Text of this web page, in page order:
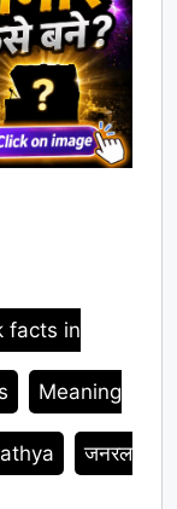
facts in
Meaning
जनरल